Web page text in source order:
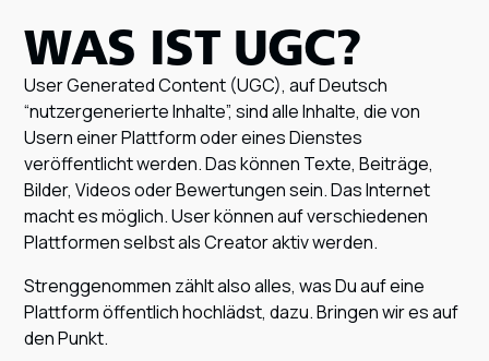
WAS IST UGC?
User Generated Content (UGC), auf Deutsch
“nutzergenerierte Inhalte”, sind alle Inhalte, die von
Usern einer Plattform oder eines Dienstes
veröffentlicht werden. Das können Texte, Beiträge,
Bilder, Videos oder Bewertungen sein. Das Internet
macht es möglich. User können auf verschiedenen
Plattformen selbst als Creator aktiv werden.
Strenggenommen zählt also alles, was Du auf eine
Plattform öffentlich hochlädst, dazu. Bringen wir es auf
den Punkt.